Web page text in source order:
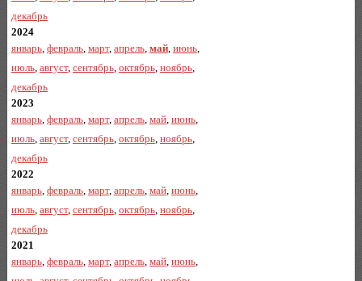
декабрь
2024
январь, февраль, март, апрель, май, июнь,
июль, август, сентябрь, октябрь, ноябрь,
декабрь
2023
январь, февраль, март, апрель, май, июнь,
июль, август, сентябрь, октябрь, ноябрь,
декабрь
2022
январь, февраль, март, апрель, май, июнь,
июль, август, сентябрь, октябрь, ноябрь,
декабрь
2021
январь, февраль, март, апрель, май, июнь,